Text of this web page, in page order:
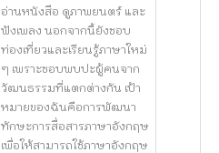
อ่านหนังสือ ดูภาพยนตร์ และ
ฟังเพลง นอกจากนี้ยังชอบ
ท่องเที่ยวและเรียนรู้ภาษาใหม่
ๆ เพราะชอบพบปะผู้คนจาก
วัฒนธรรมที่แตกต่างกัน เป้า
หมายของฉันคือการพัฒนา
ทักษะการสื่อสารภาษาอังกฤษ
เพื่อให้สามารถใช้ภาษาอังกฤษ